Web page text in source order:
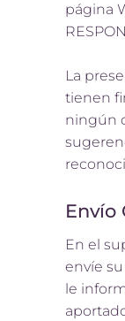
página
La
tienen
ningún
Envío
En el
envíe
le